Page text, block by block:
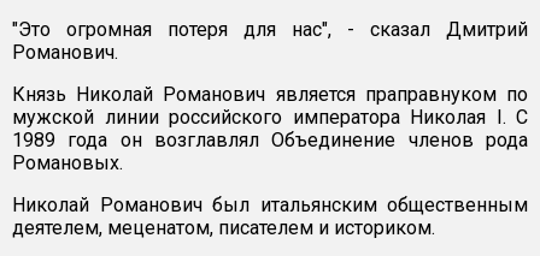
"Это огромная потеря для нас", - сказал Дмитрий
Романович.
Князь Николай Романович является праправнуком по
мужской линии российского императора Николая I. С
1989 года он возглавлял Объединение членов рода
Романовых.
Николай Романович был итальянским общественным
деятелем, меценатом, писателем и историком.